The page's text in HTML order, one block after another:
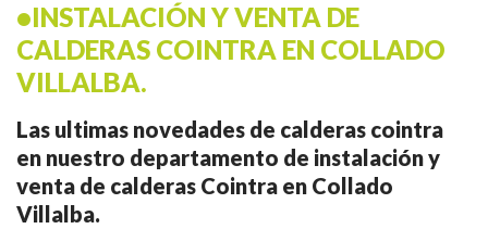
•INSTALACIÓN Y VENTA DE
CALDERAS COINTRA EN COLLADO
VILLALBA.
Las ultimas novedades de calderas cointra
en nuestro departamento de instalación y
venta de calderas Cointra en Collado
Villalba.